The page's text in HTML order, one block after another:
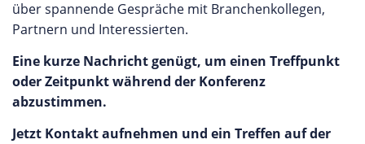
über spannende Gespräche mit Branchenkollegen,
Partnern und Interessierten.
Eine kurze Nachricht genügt, um einen Treffpunkt
oder Zeitpunkt während der Konferenz
abzustimmen.
Jetzt Kontakt aufnehmen und ein Treffen auf der